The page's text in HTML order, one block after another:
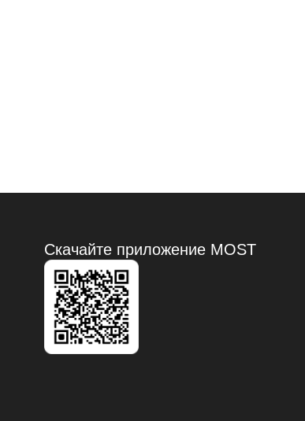
Скачайте приложение MOST